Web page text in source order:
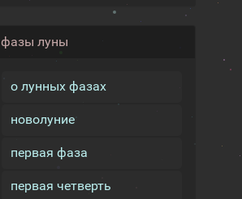
фазы луны
о лунных фазах
новолуние
первая фаза
первая четверть